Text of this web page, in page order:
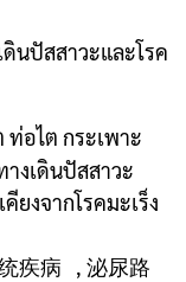
นปัสสาวะและโรค
ท่อไต กระเพาะ
งเดินปัสสาวะ
ยงจากโรคมะเร็ง
疾病 , 泌尿路